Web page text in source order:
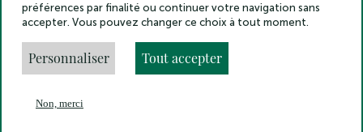
Crédits
Gestion des cookies
Made by
préférences par finalité ou continuer votre navigation sans
accepter. Vous pouvez changer ce choix à tout moment.
Personnaliser Tout accepter
Non, merci